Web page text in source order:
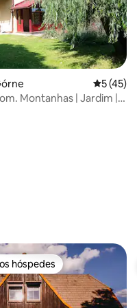
de 5, 65 avaliações
5 de5 (45)
Montanhas | Jardim |
preferidos dos hóspedes
hóspedes